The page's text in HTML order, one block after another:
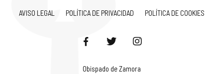
AVISO LEGAL POLÍTICA DE PRIVACIDAD POLÍTICA DE COOKIES
Obispado de Zamora